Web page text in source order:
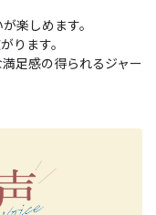
楽しめます。
ります。
足感の得られるジャー